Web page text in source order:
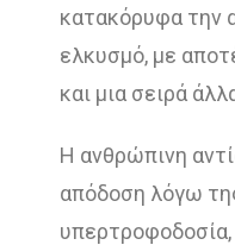
κατακόρυφα την
ελκυσμό, με
και μια σειρά
Η ανθρώπινη
απόδοση λόγω